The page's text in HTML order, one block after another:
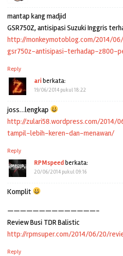
mantap kang madjid
GSR750Z, antisipasi Suzuki Inggris
http://monkeymotoblog.com/2014/
gsr750z-antisipasi-terhadap-z800-
Reply
ariberkata:
19/06/2014 pukul 18:22
joss…lengkap
http://zulari58.wordpress.com/2014/
tampil-lebih-keren-dan-menawan/
Reply
RPMspeed berkata:
20/06/2014 pukul 09:16
Komplit
——————————————–
Review Busi TDR Balistic
http://rpmsuper.com/2014/06/20/
Reply